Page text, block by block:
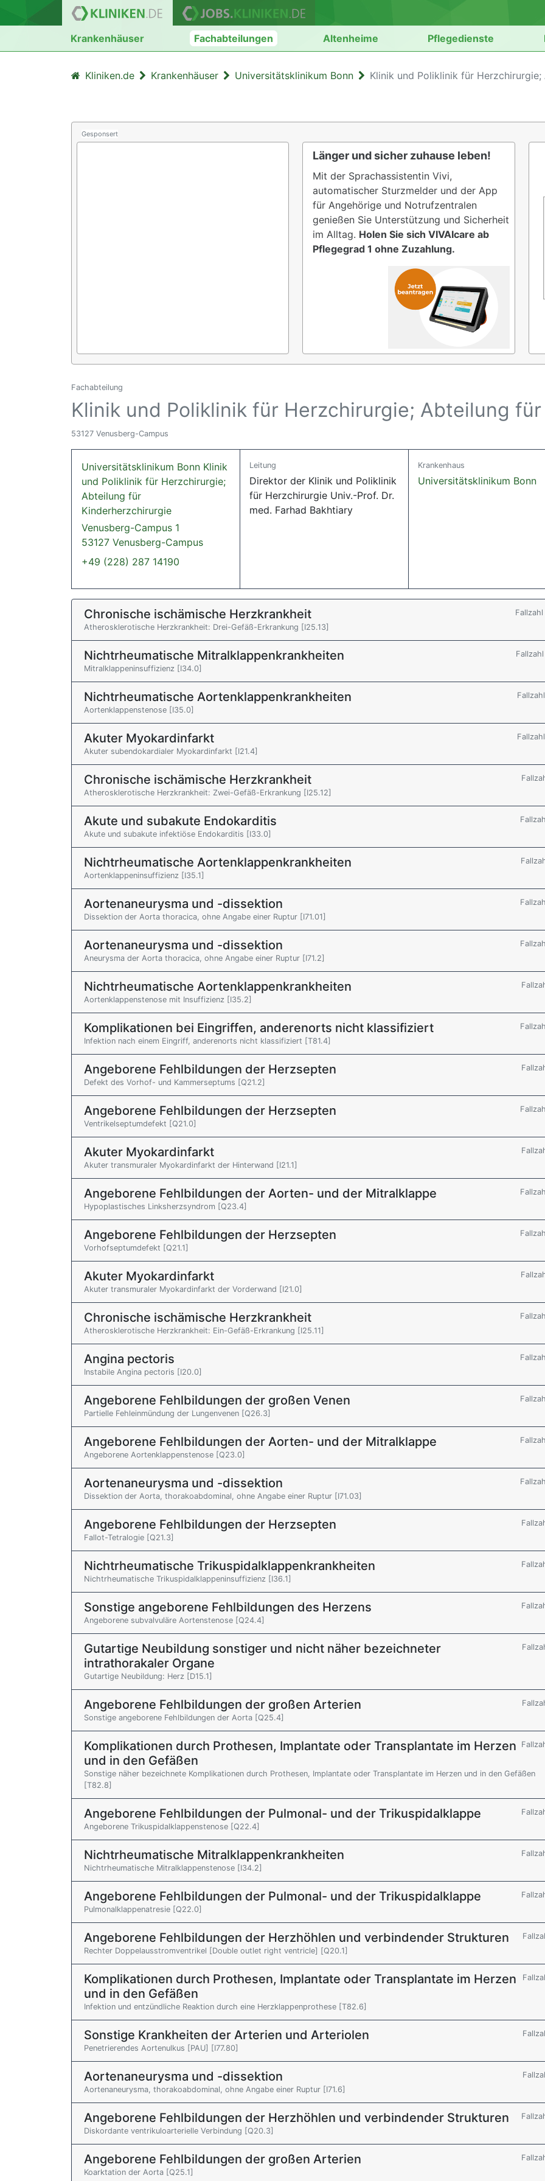
Krankenhäuser Fachabteilungen Altenheime Pflegedienste
Kliniken.de Krankenhäuser Universitätsklinikum Bonn Klinik und Poliklinik für
Gesponsert
Länger und sicher zuhause leben!
Mit der Sprachassistentin Vivi,
automatischer Sturzmelder und der App
für Angehörige und Notrufzentralen
genießen Sie Unterstützung und Sicherheit
im Alltag. Holen Sie sich VIVAIcare ab
Pflegegrad 1 ohne Zuzahlung.
Fachabteilung
Klinik und Poliklinik für Herzchirurgie; Abteilung
53127 Venusberg-Campus
Universitätsklinikum Bonn Klinik
und Poliklinik für Herzchirurgie;
Abteilung für
Kinderherzchirurgie
Venusberg-Campus 1
53127 Venusberg-Campus
+49 (228) 287 14190
Leitung
Direktor der Klinik und Poliklinik
für Herzchirurgie Univ.-Prof. Dr.
med. Farhad Bakhtiary
Krankenhaus
Universitätsklinikum Bonn
Chronische ischämische Herzkrankheit
Atherosklerotische Herzkrankheit: Drei-Gefäß-Erkrankung [I25.13]
Nichtrheumatische Mitralklappenkrankheiten
Mitralklappeninsuffizienz [I34.0]
Nichtrheumatische Aortenklappenkrankheiten
Aortenklappenstenose [I35.0]
Akuter Myokardinfarkt
Akuter subendokardialer Myokardinfarkt [I21.4]
Chronische ischämische Herzkrankheit
Atherosklerotische Herzkrankheit: Zwei-Gefäß-Erkrankung [I25.12]
Akute und subakute Endokarditis
Akute und subakute infektiöse Endokarditis [I33.0]
Nichtrheumatische Aortenklappenkrankheiten
Aortenklappeninsuffizienz [I35.1]
Aortenaneurysma und -dissektion
Dissektion der Aorta thoracica, ohne Angabe einer Ruptur [I71.01]
Aortenaneurysma und -dissektion
Aneurysma der Aorta thoracica, ohne Angabe einer Ruptur [I71.2]
Nichtrheumatische Aortenklappenkrankheiten
Aortenklappenstenose mit Insuffizienz [I35.2]
Komplikationen bei Eingriffen, anderenorts nicht klassifiziert
Infektion nach einem Eingriff, anderenorts nicht klassifiziert [T81.4]
Angeborene Fehlbildungen der Herzsepten
Defekt des Vorhof- und Kammerseptums [Q21.2]
Angeborene Fehlbildungen der Herzsepten
Ventrikelseptumdefekt [Q21.0]
Akuter Myokardinfarkt
Akuter transmuraler Myokardinfarkt der Hinterwand [I21.1]
Angeborene Fehlbildungen der Aorten- und der Mitralklappe
Hypoplastisches Linksherzsyndrom [Q23.4]
Angeborene Fehlbildungen der Herzsepten
Vorhofseptumdefekt [Q21.1]
Akuter Myokardinfarkt
Akuter transmuraler Myokardinfarkt der Vorderwand [I21.0]
Chronische ischämische Herzkrankheit
Atherosklerotische Herzkrankheit: Ein-Gefäß-Erkrankung [I25.11]
Angina pectoris
Instabile Angina pectoris [I20.0]
Angeborene Fehlbildungen der großen Venen
Partielle Fehleinmündung der Lungenvenen [Q26.3]
Angeborene Fehlbildungen der Aorten- und der Mitralklappe
Angeborene Aortenklappenstenose [Q23.0]
Aortenaneurysma und -dissektion
Dissektion der Aorta, thorakoabdominal, ohne Angabe einer Ruptur [I71.03]
Angeborene Fehlbildungen der Herzsepten
Fallot-Tetralogie [Q21.3]
Nichtrheumatische Trikuspidalklappenkrankheiten
Nichtrheumatische Trikuspidalklappeninsuffizienz [I36.1]
Sonstige angeborene Fehlbildungen des Herzens
Angeborene subvalvuläre Aortenstenose [Q24.4]
Gutartige Neubildung sonstiger und nicht näher bezeichneter
intrathorakaler Organe
Gutartige Neubildung: Herz [D15.1]
Angeborene Fehlbildungen der großen Arterien
Sonstige angeborene Fehlbildungen der Aorta [Q25.4]
Komplikationen durch Prothesen, Implantate oder Transplantate im Herzen
und in den Gefäßen
Sonstige näher bezeichnete Komplikationen durch Prothesen, Implantate oder Transplantate im Herzen und in den Gefäßen
[T82.8]
Angeborene Fehlbildungen der Pulmonal- und der Trikuspidalklappe
Angeborene Trikuspidalklappenstenose [Q22.4]
Nichtrheumatische Mitralklappenkrankheiten
Nichtrheumatische Mitralklappenstenose [I34.2]
Angeborene Fehlbildungen der Pulmonal- und der Trikuspidalklappe
Pulmonalklappenatresie [Q22.0]
Angeborene Fehlbildungen der Herzhöhlen und verbindender Strukturen
Rechter Doppelausstromventrikel [Double outlet right ventricle] [Q20.1]
Komplikationen durch Prothesen, Implantate oder Transplantate im Herzen
und in den Gefäßen
Infektion und entzündliche Reaktion durch eine Herzklappenprothese [T82.6]
Sonstige Krankheiten der Arterien und Arteriolen
Penetrierendes Aortenulkus [PAU] [I77.80]
Aortenaneurysma und -dissektion
Aortenaneurysma, thorakoabdominal, ohne Angabe einer Ruptur [I71.6]
Angeborene Fehlbildungen der Herzhöhlen und verbindender Strukturen
Diskordante ventrikuloarterielle Verbindung [Q20.3]
Angeborene Fehlbildungen der großen Arterien
Koarktation der Aorta [Q25.1]